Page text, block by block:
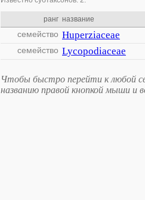
ранг название
семейство Huperziaceae
семейство Lycopodiaceae
Чтобы быстро перейти к любой
названию правой кнопкой мыши и